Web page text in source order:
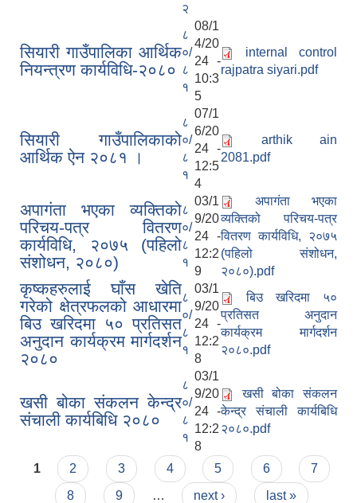
२
सियारी गाउँपालिका आर्थिक
नियन्त्रण कार्यविधि-२०८०
८
०/
८
१
08/1
4/20
24 -
10:3
5
internal control
rajpatra siyari.pdf
सियारी गाउँपालिकाको
आर्थिक ऐन २०८१ ।
८
०/
८
१
07/1
6/20
24 -
12:5
4
arthik ain
2081.pdf
अपागंता भएका व्यक्तिको
परिचय-पत्र वितरण
कार्यविधि, २०७५ (पहिलो
संशोधन, २०८०)
८
०/
८
१
03/1
9/20
24 -
12:2
9
अपागंता भएका
व्यक्तिको परिचय-पत्र
वितरण कार्यविधि, २०७५
(पहिलो संशोधन,
२०८०).pdf
कृष्कहरुलाई घाँस खेति
गरेको क्षेत्रफलको आधारमा
बिउ खरिदमा ५० प्रतिसत
अनुदान कार्यक्रम मार्गदर्शन
२०८०
८
०/
८
१
03/1
9/20
24 -
12:2
8
बिउ खरिदमा ५०
प्रतिसत अनुदान
कार्यक्रम मार्गदर्शन
२०८०.pdf
खसी बोका संकलन केन्द्र
संचाली कार्यबिधि २०८०
८
०/
८
१
03/1
9/20
24 -
12:2
8
खसी बोका संकलन
केन्द्र संचाली कार्यबिधि
२०८०.pdf
Pages
1 2 3 4 5 6
7
8
9 … next › last »